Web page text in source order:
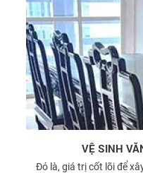
VỆ SINH
Đó là, giá trị cốt lõi để